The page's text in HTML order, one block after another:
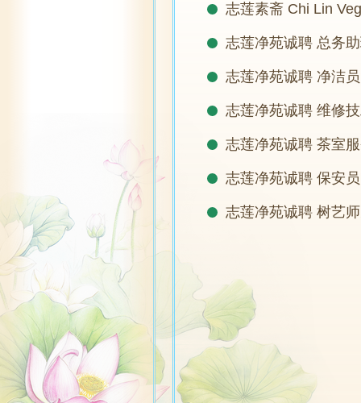
志莲素斋 Chi Lin
志莲净苑诚聘 总务
志莲净苑诚聘 净洁员
志莲净苑诚聘 维修
志莲净苑诚聘 茶室
志莲净苑诚聘 保安
志莲净苑诚聘 树艺